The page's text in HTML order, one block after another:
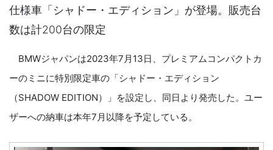
仕様車「シャドー・エディション」が登場。販売台
数は計200台の限定
BMWジャパンは2023年7月13日、プレミアムコンパクトカ
ーのミニに特別限定車の「シャドー・エディション
（SHADOW EDITION）」を設定し、同日より発売した。ユー
ザーへの納車は本年7月以降を予定している。